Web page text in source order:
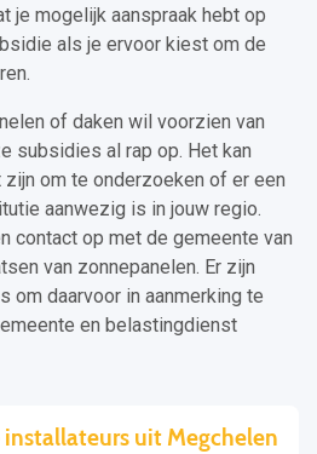
je mogelijk aanspraak hebt op
als je ervoor kiest om de
of daken wil voorzien van
subsidies al rap op. Het kan
om te onderzoeken of er een
aanwezig is in jouw regio.
contact op met de gemeente van
van zonnepanelen. Er zijn
om daarvoor in aanmerking te
en belastingdienst
uit Megchelen